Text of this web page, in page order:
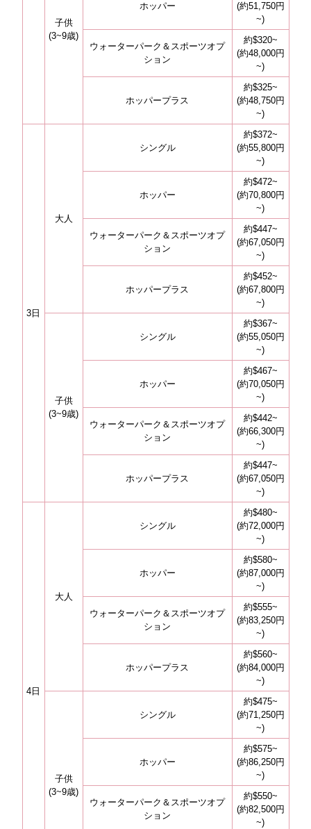
子供
(3~9歳)
ホッパー
(約51,750円
~)
ウォーターパーク＆スポーツオプ
ション
約$320~
(約48,000円
~)
ホッパープラス
約$325~
(約48,750円
~)
3日
大人
シングル
約$372~
(約55,800円
~)
ホッパー
約$472~
(約70,800円
~)
ウォーターパーク＆スポーツオプ
ション
約$447~
(約67,050円
~)
ホッパープラス
約$452~
(約67,800円
~)
子供
(3~9歳)
シングル
約$367~
(約55,050円
~)
ホッパー
約$467~
(約70,050円
~)
ウォーターパーク＆スポーツオプ
ション
約$442~
(約66,300円
~)
ホッパープラス
約$447~
(約67,050円
~)
4日
大人
シングル
約$480~
(約72,000円
~)
ホッパー
約$580~
(約87,000円
~)
ウォーターパーク＆スポーツオプ
ション
約$555~
(約83,250円
~)
ホッパープラス
約$560~
(約84,000円
~)
子供
(3~9歳)
シングル
約$475~
(約71,250円
~)
ホッパー
約$575~
(約86,250円
~)
ウォーターパーク＆スポーツオプ
ション
約$550~
(約82,500円
~)